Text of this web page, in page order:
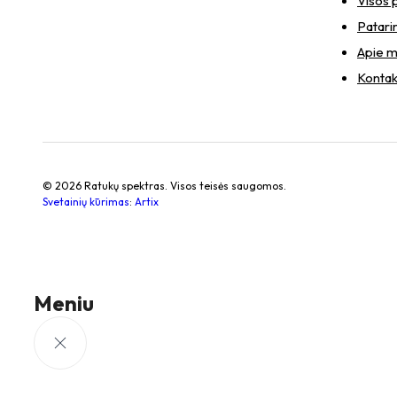
Apie
© 2026 Ratukų spektras. Visos teisės saugomos.
Svetainių kūrimas: Artix
Meniu